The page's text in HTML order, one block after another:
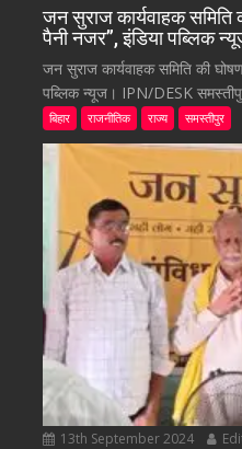
जन सुराज कार्यवाहक
पैनी नजर”, इंडिया पब्लिक
जन सुराज कार्यवाहक समिति की
पब्लिक न्यूज। IPN/DESK
बिहार राजनीतिक राज्य समस्तीपुर
13th September 2024